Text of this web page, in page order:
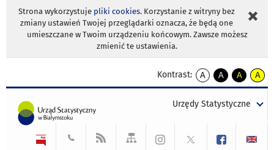
Strona wykorzystuje pliki cookies. Korzystanie z witryny bez
zmiany ustawień Twojej przeglądarki oznacza, że będą one
umieszczane w Twoim urządzeniu końcowym. Zawsze możesz
zmienić te ustawienia.
Kontrast:
A
kontrast
A
kontrast
tekst
czarnym
A
kontrast
tekst
czarnym
A
tekst
żółtym
Urzędy Statystyczne